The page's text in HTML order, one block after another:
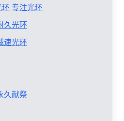
专注光环
久光环
速光环
久献祭